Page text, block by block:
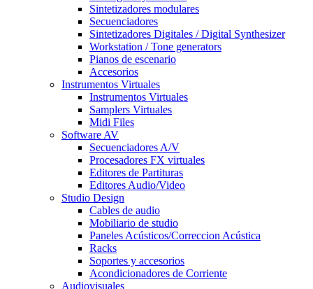
Sintetizadores modulares
Secuenciadores
Sintetizadores Digitales / Digital Synthesizer
Workstation / Tone generators
Pianos de escenario
Accesorios
Instrumentos Virtuales
Instrumentos Virtuales
Samplers Virtuales
Midi Files
Software AV
Secuenciadores A/V
Procesadores FX virtuales
Editores de Partituras
Editores Audio/Video
Studio Design
Cables de audio
Mobiliario de studio
Paneles Acústicos/Correccion Acústica
Racks
Soportes y accesorios
Acondicionadores de Corriente
Audiovisuales